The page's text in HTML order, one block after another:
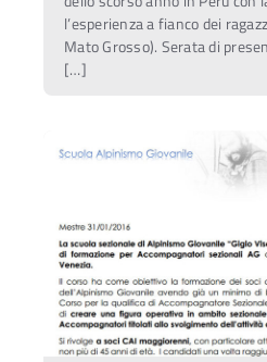
l’esperienza a fianco dei
Mato Grosso). Serata di
[…]